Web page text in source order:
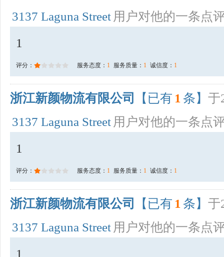
3137 Laguna Street 用户对他的一条点
1
评分： 服务态度： 1 服务质量： 1 诚信度： 1
浙江新颜物流有限公司 【已有 1 条】 于
3137 Laguna Street 用户对他的一条点
1
评分： 服务态度： 1 服务质量： 1 诚信度： 1
浙江新颜物流有限公司 【已有 1 条】 于
3137 Laguna Street 用户对他的一条点
1